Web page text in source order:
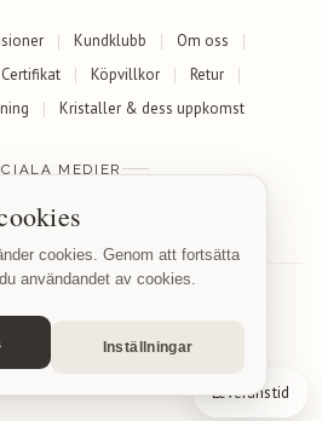
Kundklubb
Om oss
Certifikat Köpvillkor
Retur
Kristaller & dess uppkomst
MEDIER
cookies. Genom att fortsätta
användandet av cookies.
Inställningar